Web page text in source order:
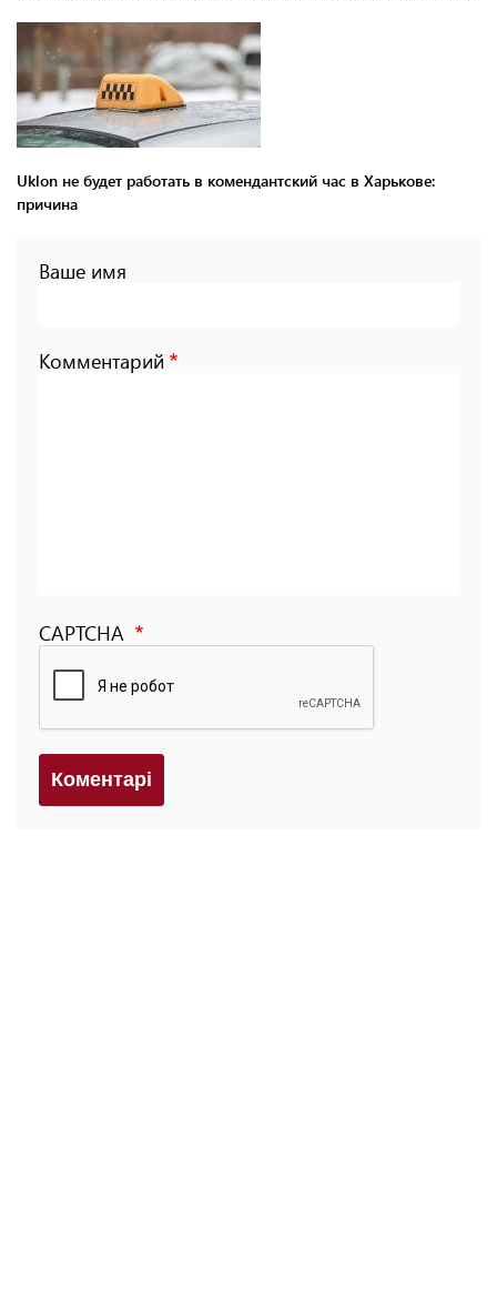
Uklon не будет работать в комендантский час в Харькове:
причина
Ваше имя
Комментарий
CAPTCHA
Коментарi